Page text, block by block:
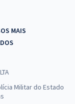
MAIS
Militar do Estado